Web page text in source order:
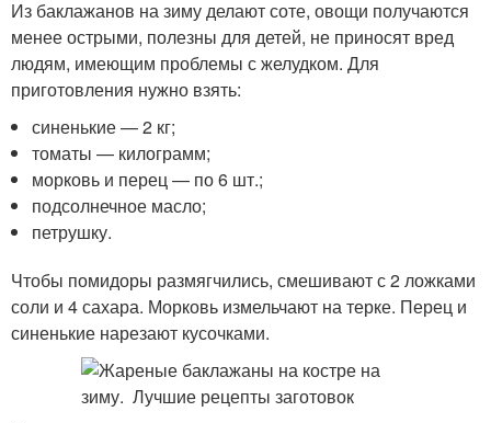
Из баклажанов на зиму делают соте, овощи получаются
менее острыми, полезны для детей, не приносят вред
людям, имеющим проблемы с желудком. Для
приготовления нужно взять:
синенькие — 2 кг;
томаты — килограмм;
морковь и перец — по 6 шт.;
подсолнечное масло;
петрушку.
Чтобы помидоры размягчились, смешивают с 2 ложками
соли и 4 сахара. Морковь измельчают на терке. Перец и
синенькие нарезают кусочками.